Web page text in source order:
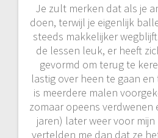
Je zult merken dat als je
doen, terwijl je eigenlijk
steeds makkelijker
de lessen leuk, er heeft
gevormd om terug te
lastig over heen te gaan
is meerdere malen
zomaar opeens verdwenen
jaren) later weer voor
vertelden me dan dat ze